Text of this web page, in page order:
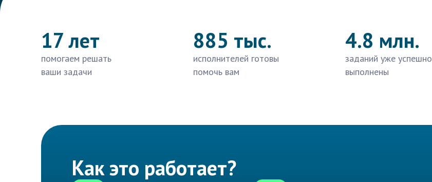
17 лет
помогаем решать
ваши задачи
885 тыс.
исполнителей готовы
помочь вам
4.8 млн.
заданий уже успешно
выполнены
Как это работает?